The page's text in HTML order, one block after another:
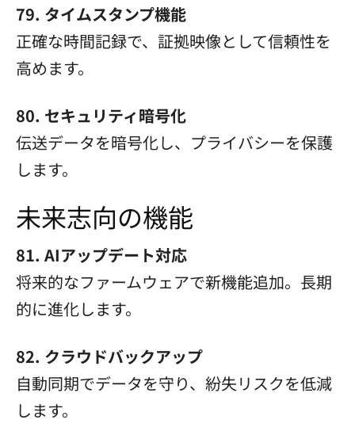
79. タイムスタンプ機能
正確な時間記録で、証拠映像として信頼性を
高めます。
80. セキュリティ暗号化
伝送データを暗号化し、プライバシーを保護
します。
未来志向の機能
81. AIアップデート対応
将来的なファームウェアで新機能追加。長期
的に進化します。
82. クラウドバックアップ
自動同期でデータを守り、紛失リスクを低減
します。